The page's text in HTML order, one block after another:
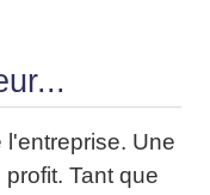
l'entreprise. Une
Tant que